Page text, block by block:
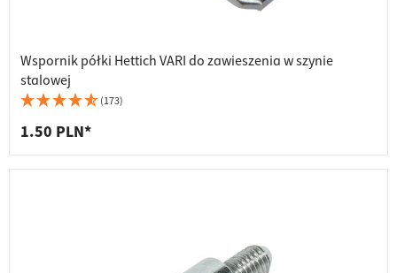
Wspornik półki Hettich VARI do zawieszenia w szynie
stalowej
(173)
1.50 PLN*